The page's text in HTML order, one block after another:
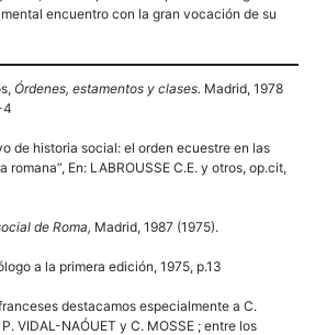
encuentro con la gran vocación de su
Órdenes, estamentos y clases. Madrid, 1978
4
de historia social: el orden ecuestre en las
En: LABROUSSE C.E. y otros, op.cit,
de Roma, Madrid, 1987 (1975).
a la primera edición, 1975, p.13
destacamos especialmente a C.
VIDAL-NAÓUET y C. MOSSE ; entre los